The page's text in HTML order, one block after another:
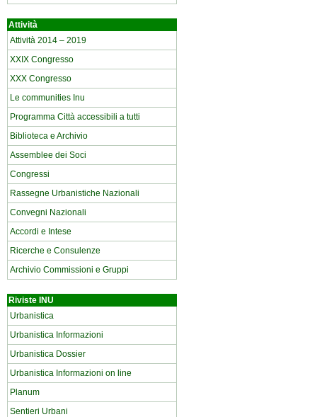
Attività
Attività 2014 – 2019
XXIX Congresso
XXX Congresso
Le communities Inu
Programma Città accessibili a tutti
Biblioteca e Archivio
Assemblee dei Soci
Congressi
Rassegne Urbanistiche Nazionali
Convegni Nazionali
Accordi e Intese
Ricerche e Consulenze
Archivio Commissioni e Gruppi
Riviste INU
Urbanistica
Urbanistica Informazioni
Urbanistica Dossier
Urbanistica Informazioni on line
Planum
Sentieri Urbani